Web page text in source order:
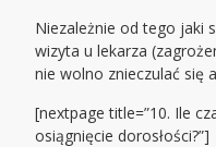
Niezależnie od tego jaki
wizyta u lekarza
nie wolno znieczulać się
[nextpage title=”10. Ile
osiągnięcie dorosłości?”]